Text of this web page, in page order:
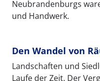
Neubrandenburgs
und Handwerk.
Den Wandel von
Landschaften und
Laufe der Zeit. Der